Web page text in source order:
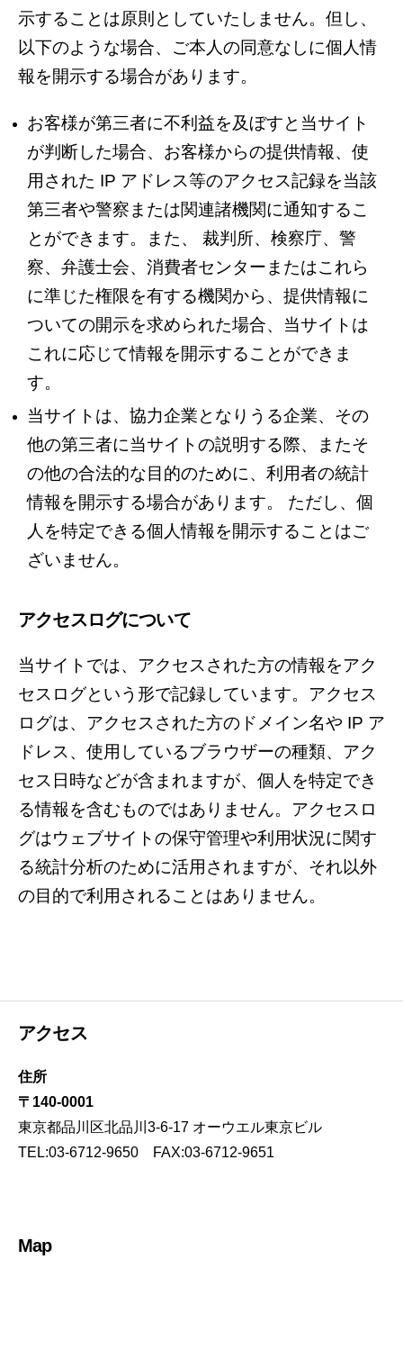
示することは原則としていたしません。但し、
以下のような場合、ご本人の同意なしに個人情
報を開示する場合があります。
お客様が第三者に不利益を及ぼすと当サイト
が判断した場合、お客様からの提供情報、使
用された IP アドレス等のアクセス記録を当該
第三者や警察または関連諸機関に通知するこ
とができます。また、 裁判所、検察庁、警
察、弁護士会、消費者センターまたはこれら
に準じた権限を有する機関から、提供情報に
ついての開示を求められた場合、当サイトは
これに応じて情報を開示することができま
す。
当サイトは、協力企業となりうる企業、その
他の第三者に当サイトの説明する際、またそ
の他の合法的な目的のために、利用者の統計
情報を開示する場合があります。 ただし、個
人を特定できる個人情報を開示することはご
ざいません。
アクセスログについて
当サイトでは、アクセスされた方の情報をアク
セスログという形で記録しています。アクセス
ログは、アクセスされた方のドメイン名や IP ア
ドレス、使用しているブラウザーの種類、アク
セス日時などが含まれますが、個人を特定でき
る情報を含むものではありません。アクセスロ
グはウェブサイトの保守管理や利用状況に関す
る統計分析のために活用されますが、それ以外
の目的で利用されることはありません。
アクセス
住所
〒140-0001
東京都品川区北品川3-6-17 オーウエル東京ビル
TEL:03-6712-9650 FAX:03-6712-9651
Map